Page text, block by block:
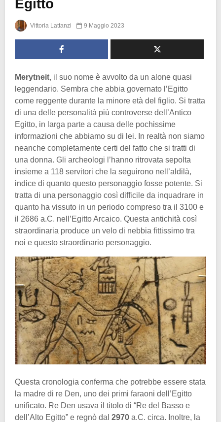
Egitto
Vittoria Lattanzi 9 Maggio 2023
Merytneit, il suo nome è avvolto da un alone quasi
leggendario. Sembra che abbia governato l’Egitto
come reggente durante la minore età del figlio. Si tratta
di una delle personalità più controverse dell’Antico
Egitto, in larga parte a causa delle pochissime
informazioni che abbiamo su di lei. In realtà non siamo
neanche completamente certi del fatto che si tratti di
una donna. Gli archeologi l’hanno ritrovata sepolta
insieme a 118 servitori che la seguirono nell’aldilà,
indice di quanto questo personaggio fosse potente. Si
tratta di una personaggio così difficile da inquadrare in
quanto ha vissuto in un periodo compreso tra il 3100 e
il 2686 a.C. nell’Egitto Arcaico. Questa antichità così
straordinaria produce un velo di nebbia fittissimo tra
noi e questo straordinario personaggio.
Questa cronologia conferma che potrebbe essere stata
la madre di re Den, uno dei primi faraoni dell’Egitto
unificato. Re Den usava il titolo di “Re del Basso e
dell’Alto Egitto” e regnò dal 2970 a.C. circa. Inoltre, la